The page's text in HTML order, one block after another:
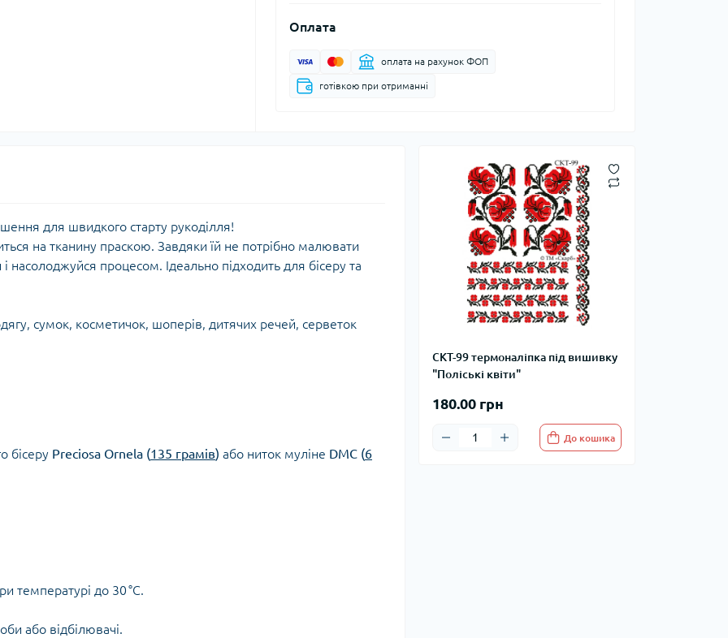
Оплата
оплата на рахунок ФОП
готівкою при отриманні
СКТ-99 термоналіпка під вишивку
"Поліські квіти"
180.00 грн
До кошика
для швидкого старту рукоділля!
на тканину праскою. Завдяки їй не потрібно малювати
процесом. Ідеально підходить для бісеру та
сумок, косметичок, шоперів, дитячих речей, серветок
бісеру Preciosa Ornela (135 грамів) або ниток муліне DMC (6
температурі до 30 °C.
або відбілювачі.